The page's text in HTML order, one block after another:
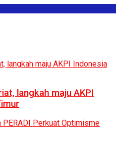
langkah maju AKPI